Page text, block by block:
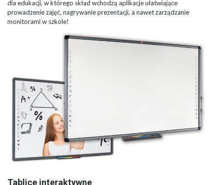
dla edukacji, w którego skład wchodzą aplikacje ułatwiające
prowadzenie zajęć, nagrywanie prezentacji, a nawet zarządzanie
monitorami w szkole!
Tablice interaktywne